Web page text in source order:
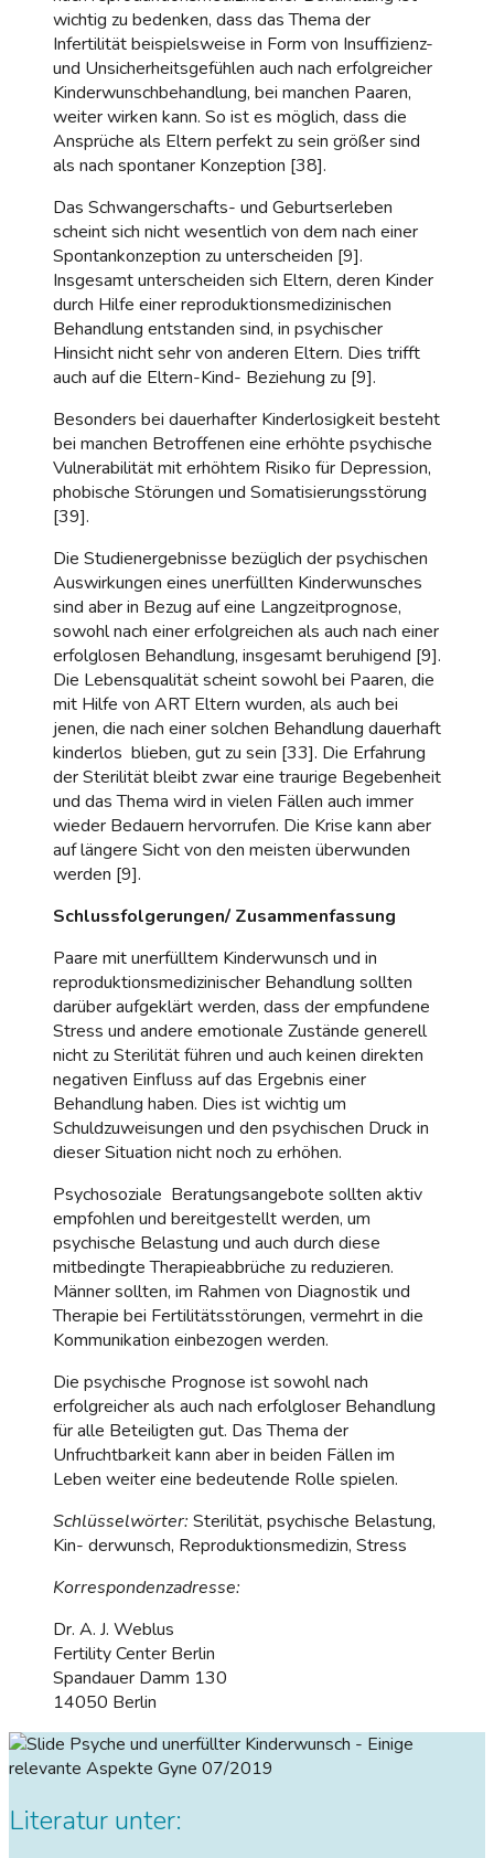
wichtig zu bedenken, dass das Thema der
Infertilität beispielsweise in Form von Insuffizienz-
und Unsicherheitsgefühlen auch nach erfolgreicher
Kinderwunschbehandlung, bei manchen Paaren,
weiter wirken kann. So ist es möglich, dass die
Ansprüche als Eltern perfekt zu sein größer sind
als nach spontaner Konzeption [38].
Das Schwangerschafts- und Geburtserleben
scheint sich nicht wesentlich von dem nach einer
Spontankonzeption zu unterscheiden [9].
Insgesamt unterscheiden sich Eltern, deren Kinder
durch Hilfe einer reproduktionsmedizinischen
Behandlung entstanden sind, in psychischer
Hinsicht nicht sehr von anderen Eltern. Dies trifft
auch auf die Eltern-Kind- Beziehung zu [9].
Besonders bei dauerhafter Kinderlosigkeit besteht
bei manchen Betroffenen eine erhöhte psychische
Vulnerabilität mit erhöhtem Risiko für Depression,
phobische Störungen und Somatisierungsstörung
[39].
Die Studienergebnisse bezüglich der psychischen
Auswirkungen eines unerfüllten Kinderwunsches
sind aber in Bezug auf eine Langzeitprognose,
sowohl nach einer erfolgreichen als auch nach einer
erfolglosen Behandlung, insgesamt beruhigend [9].
Die Lebensqualität scheint sowohl bei Paaren, die
mit Hilfe von ART Eltern wurden, als auch bei
jenen, die nach einer solchen Behandlung dauerhaft
kinderlos blieben, gut zu sein [33]. Die Erfahrung
der Sterilität bleibt zwar eine traurige Begebenheit
und das Thema wird in vielen Fällen auch immer
wieder Bedauern hervorrufen. Die Krise kann aber
auf längere Sicht von den meisten überwunden
werden [9].
Schlussfolgerungen/ Zusammenfassung
Paare mit unerfülltem Kinderwunsch und in
reproduktionsmedizinischer Behandlung sollten
darüber aufgeklärt werden, dass der empfundene
Stress und andere emotionale Zustände generell
nicht zu Sterilität führen und auch keinen direkten
negativen Einfluss auf das Ergebnis einer
Behandlung haben. Dies ist wichtig um
Schuldzuweisungen und den psychischen Druck in
dieser Situation nicht noch zu erhöhen.
Psychosoziale Beratungsangebote sollten aktiv
empfohlen und bereitgestellt werden, um
psychische Belastung und auch durch diese
mitbedingte Therapieabbrüche zu reduzieren.
Männer sollten, im Rahmen von Diagnostik und
Therapie bei Fertilitätsstörungen, vermehrt in die
Kommunikation einbezogen werden.
Die psychische Prognose ist sowohl nach
erfolgreicher als auch nach erfolgloser Behandlung
für alle Beteiligten gut. Das Thema der
Unfruchtbarkeit kann aber in beiden Fällen im
Leben weiter eine bedeutende Rolle spielen.
Schlüsselwörter: Sterilität, psychische Belastung,
Kin- derwunsch, Reproduktionsmedizin, Stress
Korrespondenzadresse:
Dr. A. J. Weblus
Fertility Center Berlin
Spandauer Damm 130
14050 Berlin
Psyche und unerfüllter Kinderwunsch - Einige
relevante Aspekte Gyne 07/2019
Literatur unter: